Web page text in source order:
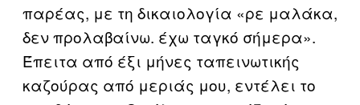
παρέας, με τη δικαιολογία «ρε μαλάκα,
δεν προλαβαίνω. έχω ταγκό σήμερα».
Έπειτα από έξι μήνες ταπεινωτικής
καζούρας από μεριάς μου, εντέλει το